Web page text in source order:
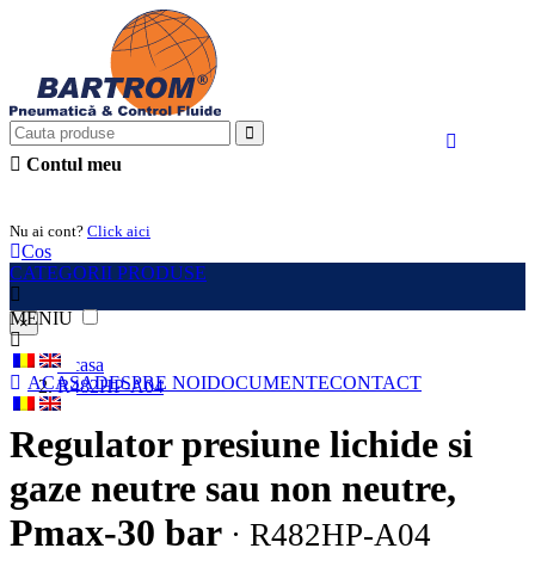
Contul meu
Nu ai cont? Click aici
Cos
CATEGORII PRODUSE
MENIU
ACASADESPRE NOIDOCUMENTECONTACT
×
Acasa
R482HP-A04
Regulator presiune lichide si
gaze neutre sau non neutre,
Pmax-30 bar · R482HP-A04